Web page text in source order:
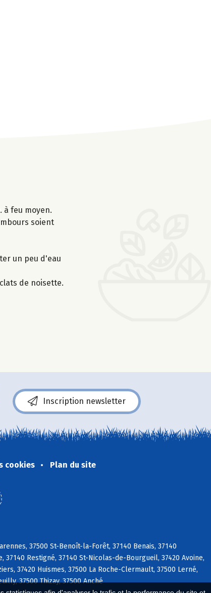
à feu moyen.
soient
un peu d'eau
de noisette.
Inscription newsletter
cookies Plan du site
37500 St-Benoît-la-Forêt, 37140 Benais, 37140
Restigné, 37140 St-Nicolas-de-Bourgueil, 37420 Avoine,
37420 Huismes, 37500 La Roche-Clermault, 37500 Lerné,
37500 Thizay, 37500 Anché